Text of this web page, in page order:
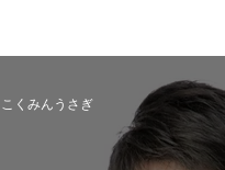
こくみんうさぎ